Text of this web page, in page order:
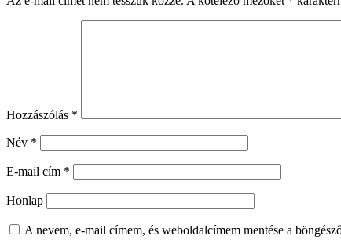
Hozzászólás *
Név *
E-mail cím *
Honlap
A nevem, e-mail címem, és weboldalcímem mentése a